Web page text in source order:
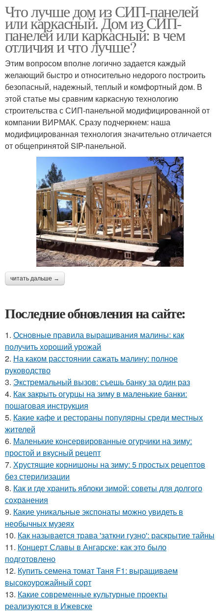
Что лучше дом из СИП-панелей
или каркасный. Дом из СИП-
панелей или каркасный: в чем
отличия и что лучше?
Этим вопросом вполне логично задается каждый
желающий быстро и относительно недорого построить
безопасный, надежный, теплый и комфортный дом. В
этой статье мы сравним каркасную технологию
строительства с СИП-панельной модифицированной от
компании ВИРМАК. Сразу подчеркнем: наша
модифицированная технология значительно отличается
от общепринятой SIP-панельной.
читать дальше →
Последние обновления на сайте:
1. Основные правила выращивания малины: как
получить хороший урожай
2. На каком расстоянии сажать малину: полное
руководство
3. Экстремальный вызов: съешь банку за один раз
4. Как закрыть огурцы на зиму в маленькие банки:
пошаговая инструкция
5. Какие кафе и рестораны популярны среди местных
жителей
6. Маленькие консервированные огурчики на зиму:
простой и вкусный рецепт
7. Хрустящие корнишоны на зиму: 5 простых рецептов
без стерилизации
8. Как и где хранить яблоки зимой: советы для долгого
сохранения
9. Какие уникальные экспонаты можно увидеть в
необычных музеях
10. Как называется трава 'заткни гузно': раскрытие тайны
11. Концерт Славы в Ангарске: как это было
подготовлено
12. Купить семена томат Таня F1: выращиваем
высокоурожайный сорт
13. Какие современные культурные проекты
реализуются в Ижевске